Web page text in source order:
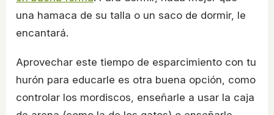
una hamaca de su talla o un saco de dormir, le
encantará.
Aprovechar este tiempo de esparcimiento con tu
hurón para educarle es otra buena opción, como
controlar los mordiscos, enseñarle a usar la caja